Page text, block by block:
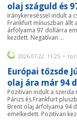
olaj száguld és
Iránykereséssel indult a
Frankfurt mínuszban állt
árfolyama 97 dollárra
kezdett. Negatívan ...
2026.07.22. 11:25 •
Európai tőzsde
olaj ára már 94
Pozitívan indult a
Párizs és Frankfurt
Brent olaj árfolyama 94
emelkedett. Pozitívan kez